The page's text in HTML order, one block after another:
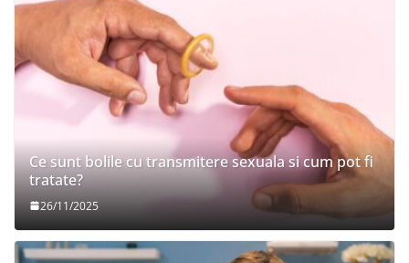
Ce sunt bolile cu transmitere sexuala si cum pot fi
tratate?
26/11/2025